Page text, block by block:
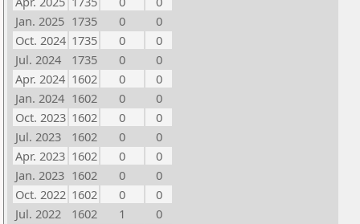
Jan. 2025 1735 0
0
Oct. 2024 1735 0
0
Jul. 2024
1735 0
0
Apr. 2024 1602 0
0
Jan. 2024 1602 0
0
Oct. 2023 1602 0
0
Jul. 2023
1602 0
0
Apr. 2023 1602 0
0
Jan. 2023 1602 0
0
Oct. 2022 1602 0
0
Jul. 2022
1602 1
0